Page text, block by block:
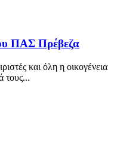
ΠΑΣ Πρέβεζα
και όλη η οικογένεια
τους...